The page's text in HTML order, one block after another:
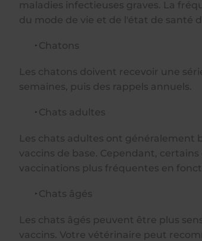
maladies infectieuses graves. La
du mode de vie et de l'état de santé
Chatons
Les chatons doivent recevoir une
semaines, puis des rappels annuels.
Chats adultes
Les chats adultes ont généralement
vaccins de base. Cependant,
vaccinations plus fréquentes en
Chats âgés
Les chats âgés peuvent être plus
vaccins. Votre vétérinaire peut